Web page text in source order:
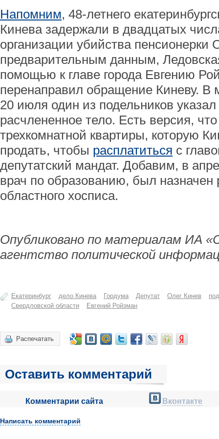
Напомним, 48-летнего
Кинева задержали в двадцатых
организации убийства пенсионерки
предварительным данным,
помощью к главе города Евгению
перенаправил обращение Киневу. В
20 июля один из подельников
расчлененное тело. Есть версия,
трехкомнатной квартиры, которую
продать, чтобы расплатиться с
депутатский мандат. Добавим, в
врач по образованию, был назначен
областного хосписа.
Опубликовано по материалам ИА
агентство политической
Екатеринбург дело Кинева Гордума Депутат Олег Кинев
Свердловской области
Евгений Ройзман
Распечатать
Оставить комментарий
Комментарии сайта Вконтакте
Написать комментарий